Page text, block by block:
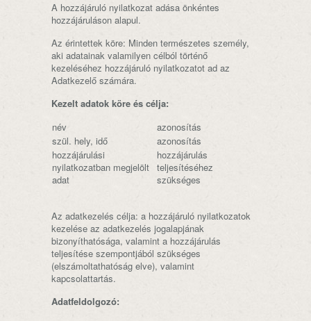
A hozzájáruló nyilatkozat adása önkéntes
hozzájáruláson alapul.
Az érintettek köre: Minden természetes személy,
aki adatainak valamilyen célból történő
kezeléséhez hozzájáruló nyilatkozatot ad az
Adatkezelő számára.
Kezelt adatok köre és célja:
név
azonosítás
szül. hely, idő
azonosítás
hozzájárulási
nyilatkozatban megjelölt
adat
hozzájárulás
teljesítéséhez
szükséges
Az adatkezelés célja: a hozzájáruló nyilatkozatok
kezelése az adatkezelés jogalapjának
bizonyíthatósága, valamint a hozzájárulás
teljesítése szempontjából szükséges
(elszámoltathatóság elve), valamint
kapcsolattartás.
Adatfeldolgozó: